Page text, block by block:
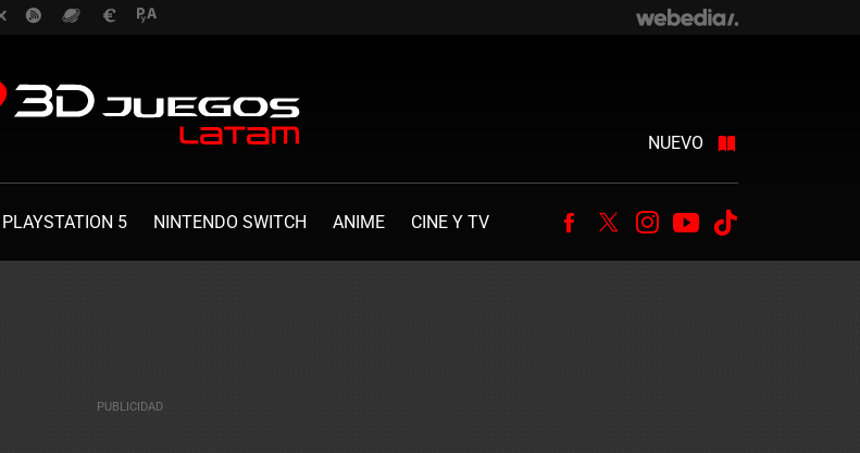
NUEVO
PLAYSTATION 5 NINTENDO SWITCH ANIME CINE Y TV Facebook
TwitterInstagram
Youtube